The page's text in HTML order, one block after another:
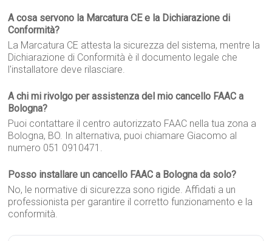
A cosa servono la Marcatura CE e la Dichiarazione di
Conformità?
La Marcatura CE attesta la sicurezza del sistema, mentre la
Dichiarazione di Conformità è il documento legale che
l'installatore deve rilasciare.
A chi mi rivolgo per assistenza del mio cancello FAAC a
Bologna?
Puoi contattare il centro autorizzato FAAC nella tua zona a
Bologna, BO. In alternativa, puoi chiamare Giacomo al
numero 051 0910471.
Posso installare un cancello FAAC a Bologna da solo?
No, le normative di sicurezza sono rigide. Affidati a un
professionista per garantire il corretto funzionamento e la
conformità.